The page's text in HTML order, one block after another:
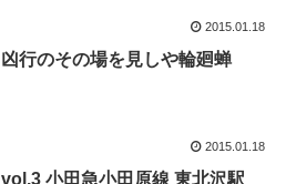
2015.01.18
凶行のその場を見しや輪廻蝉
2015.01.18
vol.3 小田急小田原線 東北沢駅